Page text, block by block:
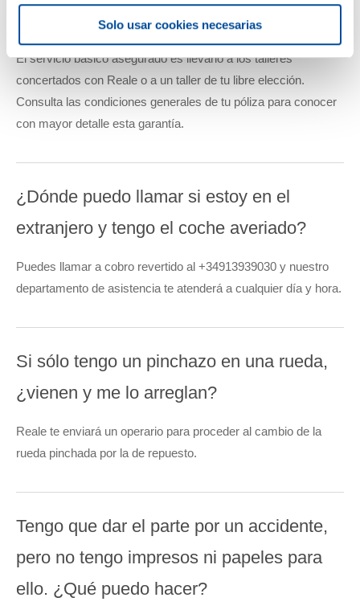
Solo usar cookies necesarias
cercanos, o al que yo le diga?
El servicio básico asegurado es llevarlo a los talleres
concertados con Reale o a un taller de tu libre elección.
Consulta las condiciones generales de tu póliza para conocer
con mayor detalle esta garantía.
¿Dónde puedo llamar si estoy en el
extranjero y tengo el coche averiado?
Puedes llamar a cobro revertido al +34913939030 y nuestro
departamento de asistencia te atenderá a cualquier día y hora.
Si sólo tengo un pinchazo en una rueda,
¿vienen y me lo arreglan?
Reale te enviará un operario para proceder al cambio de la
rueda pinchada por la de repuesto.
Tengo que dar el parte por un accidente,
pero no tengo impresos ni papeles para
ello. ¿Qué puedo hacer?